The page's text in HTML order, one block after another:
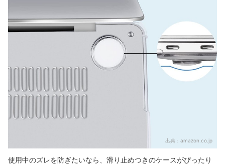
出典： amazon.co.jp
使用中のズレを防ぎたいなら、滑り止めつきのケースがぴったり